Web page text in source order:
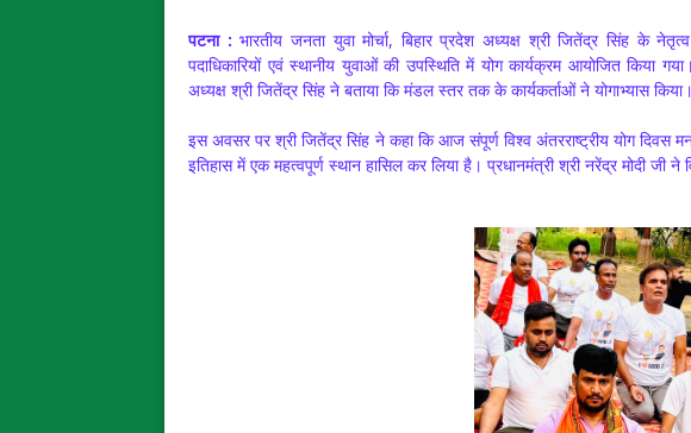
पटना : भारतीय जनता युवा मोर्चा, बिहार प्रदेश अध्यक्ष श्री जितेंद्र सिंह के
पदाधिकारियों एवं स्थानीय युवाओं की उपस्थिति में योग कार्यक्रम आयोजित किया
अध्यक्ष श्री जितेंद्र सिंह ने बताया कि मंडल स्तर तक के कार्यकर्ताओं ने योगाभ्यास किया।
इस अवसर पर श्री जितेंद्र सिंह ने कहा कि आज संपूर्ण विश्व अंतरराष्ट्रीय योग दिवस
इतिहास में एक महत्वपूर्ण स्थान हासिल कर लिया है। प्रधानमंत्री श्री नरेंद्र मोदी जी ने